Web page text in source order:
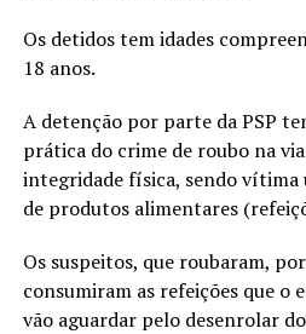
Os detidos tem idades
18 anos.
A detenção por parte da PSP
prática do crime de roubo na
integridade física, sendo vítima
de produtos alimentares
Os suspeitos, que roubaram,
consumiram as refeições que o
vão aguardar pelo desenrolar